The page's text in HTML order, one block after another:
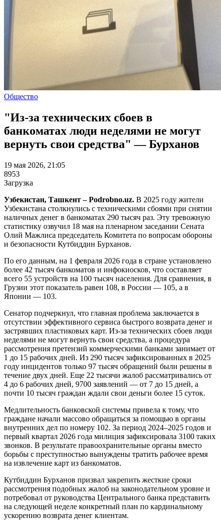
Общество
"Из-за технических сбоев в
банкоматах люди неделями не могут
вернуть свои средства" — Бурханов
19 мая 2026, 21:05
8953
Загрузка
Узбекистан, Ташкент – Podrobno.uz. В 2025 году жители
Узбекистана столкнулись с техническими сбоями при снятии
наличных денег в банкоматах 290 тысяч раз. Эту тревожную
статистику озвучил 18 мая на пленарном заседании Сената
Олий Мажлиса председатель Комитета по вопросам обороны
и безопасности Кутбиддин Бурханов.
По его данным, на 1 февраля 2026 года в стране установлено
более 42 тысяч банкоматов и инфокиосков, что составляет
всего 55 устройств на 100 тысяч населения. Для сравнения, в
Грузии этот показатель равен 108, в России — 105, а в
Японии — 103.
Сенатор подчеркнул, что главная проблема заключается в
отсутствии эффективного сервиса быстрого возврата денег и
застрявших пластиковых карт. Из-за технических сбоев люди
неделями не могут вернуть свои средства, а процедура
рассмотрения претензий коммерческими банками занимает от
1 до 15 рабочих дней. Из 290 тысяч зафиксированных в 2025
году инцидентов только 97 тысяч обращений были решены в
течение двух дней. Еще 22 тысячи жалоб рассматривались от
4 до 6 рабочих дней, 9700 заявлений — от 7 до 15 дней, а
почти 10 тысяч граждан ждали свои деньги более 15 суток.
Медлительность банковской системы привела к тому, что
граждане начали массово обращаться за помощью в органы
внутренних дел по номеру 102. За период 2024–2025 годов и
первый квартал 2026 года милиция зафиксировала 3100 таких
звонков. В результате правоохранительные органы вместо
борьбы с преступностью вынуждены тратить рабочее время
на извлечение карт из банкоматов.
Кутбиддин Бурханов призвал закрепить жесткие сроки
рассмотрения подобных жалоб на законодательном уровне и
потребовал от руководства Центрального банка представить
на следующей неделе конкретный план по кардинальному
ускорению возврата денег клиентам.